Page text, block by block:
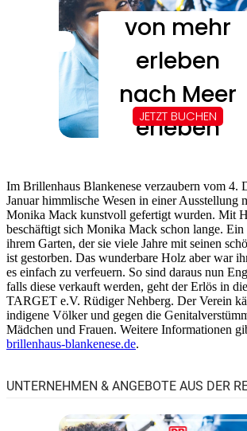
Im Brillenhaus Blankenese verzaubern vom 4.
Januar himmlische Wesen in einer Ausstellung
Monika Mack kunstvoll gefertigt wurden. Mit
beschäftigt sich Monika Mack schon lange.
ihrem Garten, der sie viele Jahre mit seinen
ist gestorben. Das wunderbare Holz aber war
es einfach zu verfeuern. So sind daraus nun
falls diese verkauft werden, geht der Erlös in
TARGET e.V. Rüdiger Nehberg. Der Verein
indigene Völker und gegen die
Mädchen und Frauen. Weitere Informationen
brillenhaus-blankenese.de.